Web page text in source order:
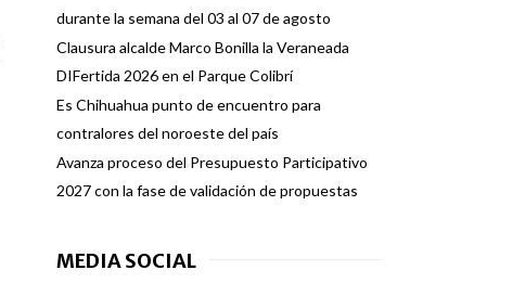
durante la semana del 03 al 07 de agosto
Clausura alcalde Marco Bonilla la Veraneada
DIFertida 2026 en el Parque Colibrí
Es Chihuahua punto de encuentro para
contralores del noroeste del país
Avanza proceso del Presupuesto Participativo
2027 con la fase de validación de propuestas
MEDIA SOCIAL